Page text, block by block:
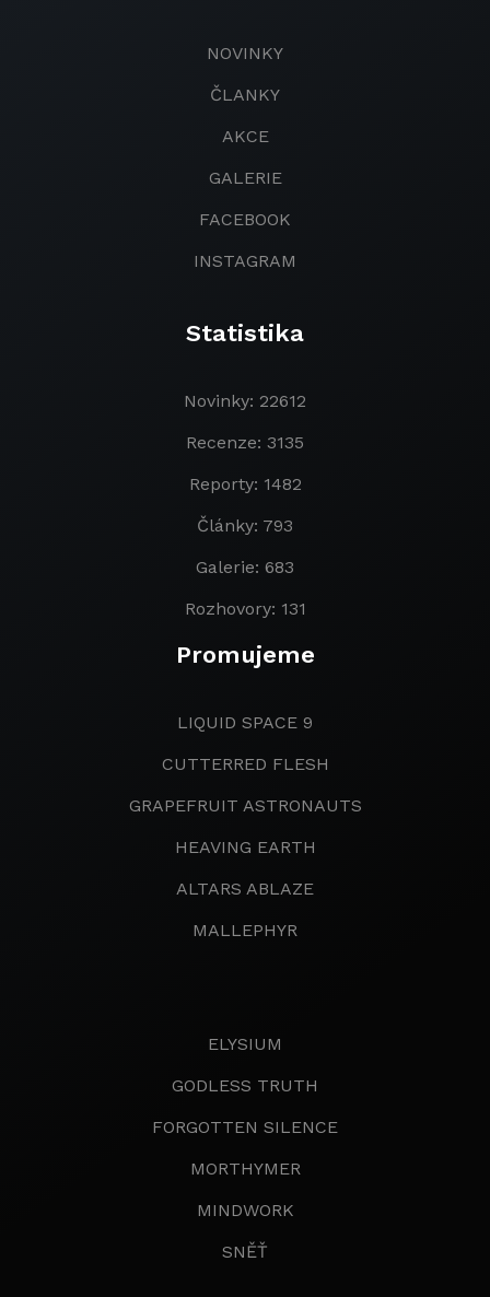
NOVINKY
ČLANKY
AKCE
GALERIE
FACEBOOK
INSTAGRAM
Statistika
Novinky: 22612
Recenze: 3135
Reporty: 1482
Články: 793
Galerie: 683
Rozhovory: 131
Promujeme
LIQUID SPACE 9
CUTTERRED FLESH
GRAPEFRUIT ASTRONAUTS
HEAVING EARTH
ALTARS ABLAZE
MALLEPHYR
ELYSIUM
GODLESS TRUTH
FORGOTTEN SILENCE
MORTHYMER
MINDWORK
SNĚŤ